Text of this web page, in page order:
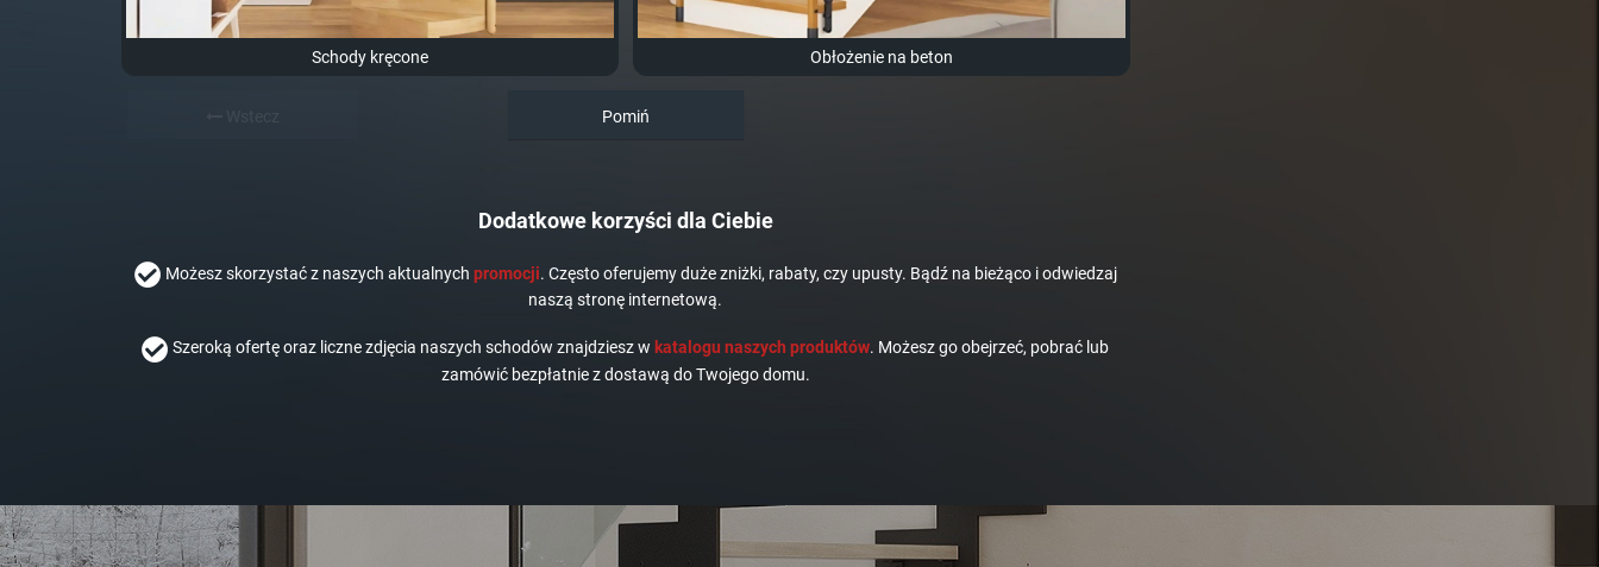
Schody kręcone Obłożenie na beton
Pomiń
Dodatkowe korzyści dla Ciebie
Możesz skorzystać z naszych aktualnych promocji. Często oferujemy duże zniżki, rabaty, czy upusty. Bądź na bieżąco i odwiedzaj
naszą stronę internetową.
Szeroką ofertę oraz liczne zdjęcia naszych schodów znajdziesz w katalogu naszych produktów. Możesz go obejrzeć, pobrać lub
zamówić bezpłatnie z dostawą do Twojego domu.